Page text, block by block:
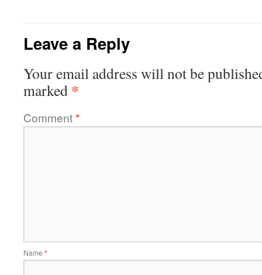
Leave a Reply
Your email address will not be
marked *
Comment*
Name *